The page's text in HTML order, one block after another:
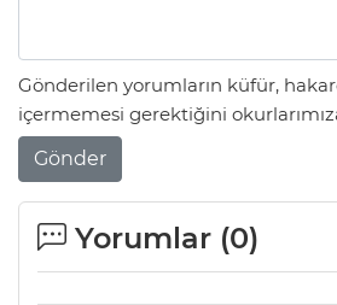
Gönderilen yorumların küfür,
içermemesi gerektiğini
Gönder
Yorumlar (0)